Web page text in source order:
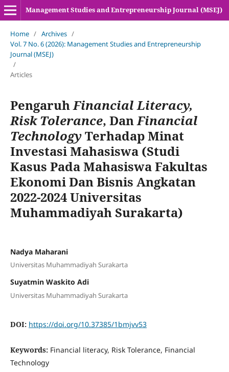
Management Studies and Entrepreneurship Journal (MSEJ)
Home / Archives /
Vol. 7 No. 6 (2026): Management Studies and Entrepreneurship
Journal (MSEJ)
/
Articles
PengaruhFinancial Literacy,
Risk Tolerance, DanFinancial
TechnologyTerhadap Minat
Investasi Mahasiswa (Studi
Kasus Pada Mahasiswa Fakultas
Ekonomi Dan Bisnis Angkatan
2022-2024 Universitas
Muhammadiyah Surakarta)
Nadya Maharani
Universitas Muhammadiyah Surakarta
Suyatmin Waskito Adi
Universitas Muhammadiyah Surakarta
DOI: https://doi.org/10.37385/1bmjvv53
Keywords: Financial literacy, Risk Tolerance, Financial
Technology